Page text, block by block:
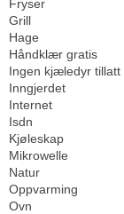
Fryser
Grill
Hage
Håndklær gratis
Ingen kjæledyr tillatt
Inngjerdet
Internet
Isdn
Kjøleskap
Mikrowelle
Natur
Oppvarming
Ovn